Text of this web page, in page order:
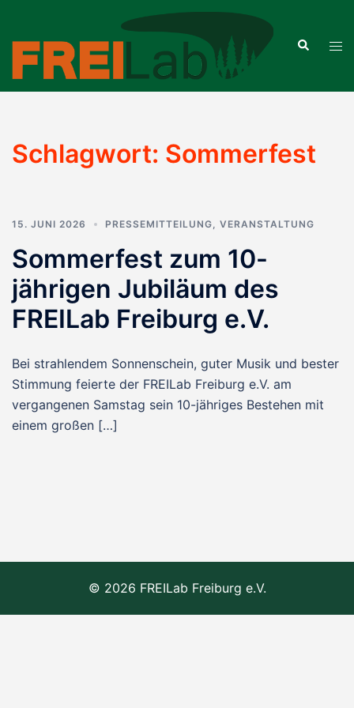
springen
Suche
Schlagwort: Sommerfest
15. JUNI 2026 PRESSEMITTEILUNG VERANSTALTUNG
Sommerfest zum 10-
jährigen Jubiläum des
FREILab Freiburg e.V.
Bei strahlendem Sonnenschein, guter Musik und bester
Stimmung feierte der FREILab Freiburg e.V. am
vergangenen Samstag sein 10-jähriges Bestehen mit
einem großen […]
© 2026 FREILab Freiburg e.V.